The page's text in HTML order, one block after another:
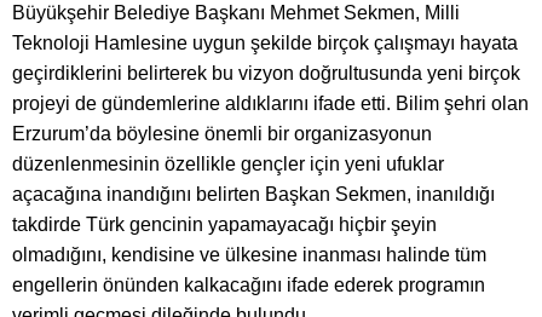
Büyükşehir Belediye Başkanı Mehmet Sekmen, Milli
Teknoloji Hamlesine uygun şekilde birçok çalışmayı hayata
geçirdiklerini belirterek bu vizyon doğrultusunda yeni birçok
projeyi de gündemlerine aldıklarını ifade etti. Bilim şehri olan
Erzurum’da böylesine önemli bir organizasyonun
düzenlenmesinin özellikle gençler için yeni ufuklar
açacağına inandığını belirten Başkan Sekmen, inanıldığı
takdirde Türk gencinin yapamayacağı hiçbir şeyin
olmadığını, kendisine ve ülkesine inanması halinde tüm
engellerin önünden kalkacağını ifade ederek programın